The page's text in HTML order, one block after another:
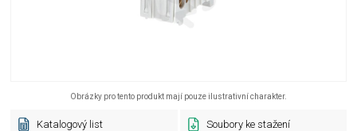
Obrázky pro tento produkt mají pouze ilustrativní charakter.
Katalogový list Soubory ke stažení